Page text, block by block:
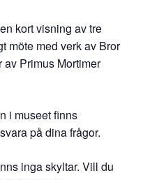
kort visning av tre
möte med verk av Bror
Primus Mortimer
i museet finns
på dina frågor.
inga skyltar. Vill du